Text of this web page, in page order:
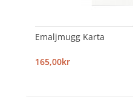
Emaljmugg Karta
165,00kr